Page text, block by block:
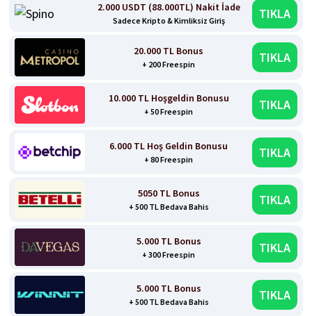
2.000 USDT (88.000TL) Nakit İade
Sadece Kripto & Kimliksiz Giriş TIKLA
20.000 TL Bonus
+ 200 Freespin TIKLA
10.000 TL Hoşgeldin Bonusu
+ 50 Freespin TIKLA
6.000 TL Hoş Geldin Bonusu
+ 80 Freespin TIKLA
5050 TL Bonus
+ 500 TL Bedava Bahis TIKLA
5.000 TL Bonus
+ 300 Freespin TIKLA
5.000 TL Bonus
+ 500 TL Bedava Bahis TIKLA